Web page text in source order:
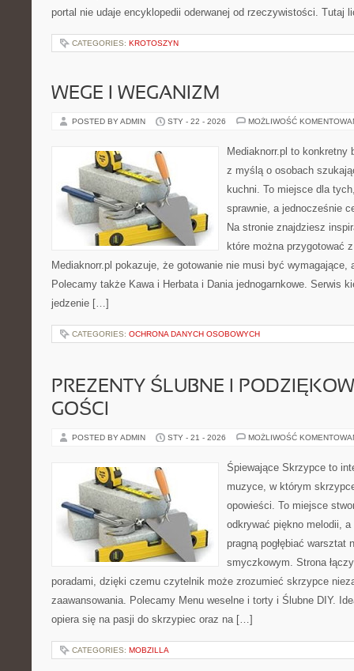
portal nie udaje encyklopedii oderwanej od rzeczywistości. Tutaj
CATEGORIES: KROTOSZYN
WEGE I WEGANIZM
POSTED BY ADMIN STY - 22 - 2026 MOŻLIWOŚĆ
Mediaknorr.pl to konkretny
z myślą o osobach
kuchni. To miejsce dla
sprawnie, a jednocześnie
Na stronie znajdziesz
które można przygotować
Mediaknorr.pl pokazuje, że gotowanie nie musi być wymagające,
Polecamy także Kawa i Herbata i Dania jednogarnkowe. Serwis
jedzenie […]
CATEGORIES: OCHRONA DANYCH OSOBOWYCH
PREZENTY ŚLUBNE I
GOŚCI
POSTED BY ADMIN STY - 21 - 2026 MOŻLIWOŚĆ
Śpiewające Skrzypce to
muzyce, w którym
opowieści. To miejsce
odkrywać piękno melodii,
pragną pogłębiać warsztat
smyczkowym. Strona
poradami, dzięki czemu czytelnik może zrozumieć skrzypce
zaawansowania. Polecamy Menu weselne i torty i Ślubne DIY.
opiera się na pasji do skrzypiec oraz na […]
CATEGORIES: MOBZILLA